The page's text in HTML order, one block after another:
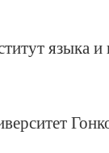
языка и